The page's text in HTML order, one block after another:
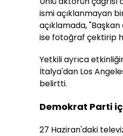
ismi açıklanmayan
açıklamada,
ise fotoğraf çektirip
Yetkili ayrıca
İtalya'dan Los
belirtti.
Demokrat Parti
27 Haziran'daki